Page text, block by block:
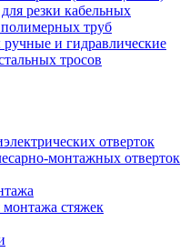
резки кабельных
труб
ручные и гидравлические
тросов
отверток
монтажных отверток
стяжек